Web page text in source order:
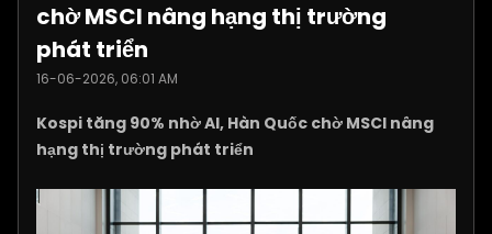
chờ MSCI nâng hạng thị trường
phát triển
16-06-2026, 06:01 AM
Kospi tăng 90% nhờ AI, Hàn Quốc chờ MSCI nâng
hạng thị trường phát triển